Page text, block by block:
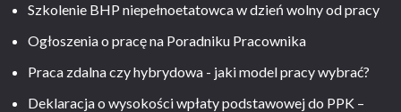
Szkolenie BHP niepełnoetatowca w dzień wolny od pracy
Ogłoszenia o pracę na Poradniku Pracownika
Praca zdalna czy hybrydowa - jaki model pracy wybrać?
Deklaracja o wysokości wpłaty podstawowej do PPK –